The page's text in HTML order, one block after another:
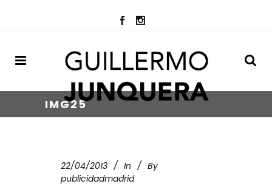
IMG25
22/04/2013 In
By
publicidadmadrid